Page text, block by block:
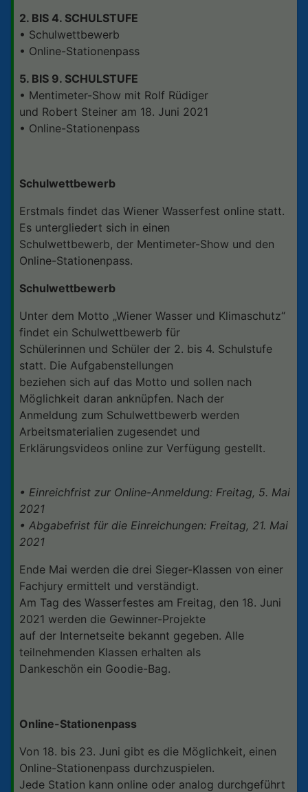
2. BIS 4. SCHULSTUFE
• Schulwettbewerb
• Online-Stationenpass
5. BIS 9. SCHULSTUFE
• Mentimeter-Show mit Rolf Rüdiger
und Robert Steiner am 18. Juni 2021
• Online-Stationenpass
Schulwettbewerb
Erstmals findet das Wiener Wasserfest online statt.
Es untergliedert sich in einen
Schulwettbewerb, der Mentimeter-Show und den
Online-Stationenpass.
Schulwettbewerb
Unter dem Motto „Wiener Wasser und Klimaschutz“
findet ein Schulwettbewerb für
Schülerinnen und Schüler der 2. bis 4. Schulstufe
statt. Die Aufgabenstellungen
beziehen sich auf das Motto und sollen nach
Möglichkeit daran anknüpfen. Nach der
Anmeldung zum Schulwettbewerb werden
Arbeitsmaterialien zugesendet und
Erklärungsvideos online zur Verfügung gestellt.
• Einreichfrist zur Online-Anmeldung: Freitag, 5. Mai
2021
• Abgabefrist für die Einreichungen: Freitag, 21. Mai
2021
Ende Mai werden die drei Sieger-Klassen von einer
Fachjury ermittelt und verständigt.
Am Tag des Wasserfestes am Freitag, den 18. Juni
2021 werden die Gewinner-Projekte
auf der Internetseite bekannt gegeben. Alle
teilnehmenden Klassen erhalten als
Dankeschön ein Goodie-Bag.
Online-Stationenpass
Von 18. bis 23. Juni gibt es die Möglichkeit, einen
Online-Stationenpass durchzuspielen.
Jede Station kann online oder analog durchgeführt